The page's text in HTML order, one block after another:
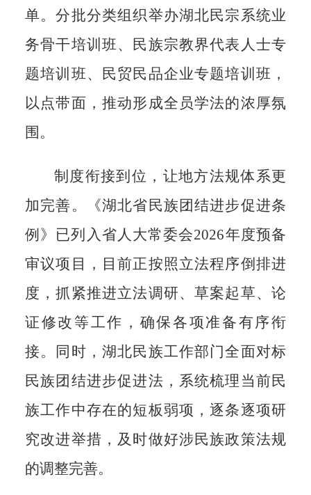
单。分批分类组织举办湖北民宗系统业
务骨干培训班、民族宗教界代表人士专
题培训班、民贸民品企业专题培训班，
以点带面，推动形成全员学法的浓厚氛
围。
制度衔接到位，让地方法规体系更
加完善。《湖北省民族团结进步促进条
例》已列入省人大常委会2026年度预备
审议项目，目前正按照立法程序倒排进
度，抓紧推进立法调研、草案起草、论
证修改等工作，确保各项准备有序衔
接。同 时，湖北民族工作部门全面对标
民族团结进步促进法，系统梳理当前 民
族工作中存在的短板弱项，逐条逐项研
究改进举措，及时做好涉民族政策法规
的调整完善。